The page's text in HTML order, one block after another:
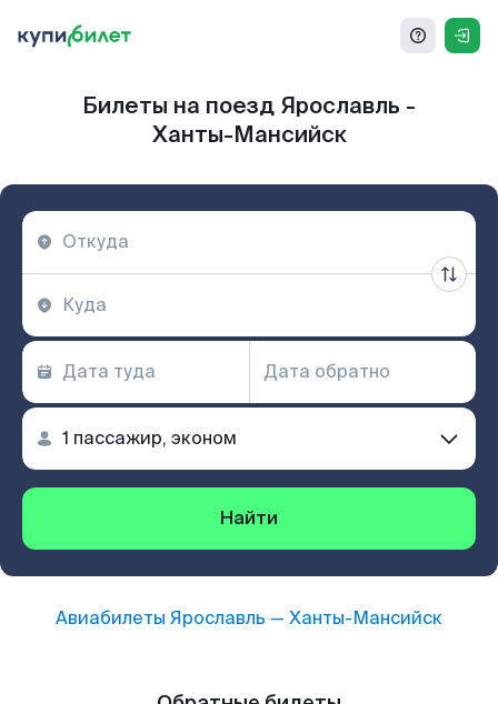
Билеты на поезд Ярославль -
Ханты-Мансийск
Найти
Авиабилеты Ярославль — Ханты-Мансийск